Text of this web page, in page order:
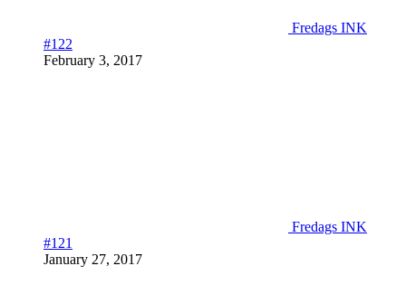
Fredags INK
#122
February 3, 2017
Fredags INK
#121
January 27, 2017